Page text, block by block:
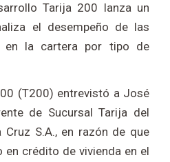
Tarija 200 lanza un
el desempeño de las
en la cartera por tipo de
(T200) entrevistó a José
de Sucursal Tarija del
Cruz S.A., en razón de que
en crédito de vivienda en el